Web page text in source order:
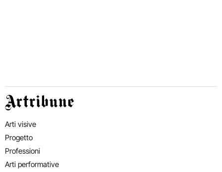
Artribune
Arti visive
Progetto
Professioni
Arti performative